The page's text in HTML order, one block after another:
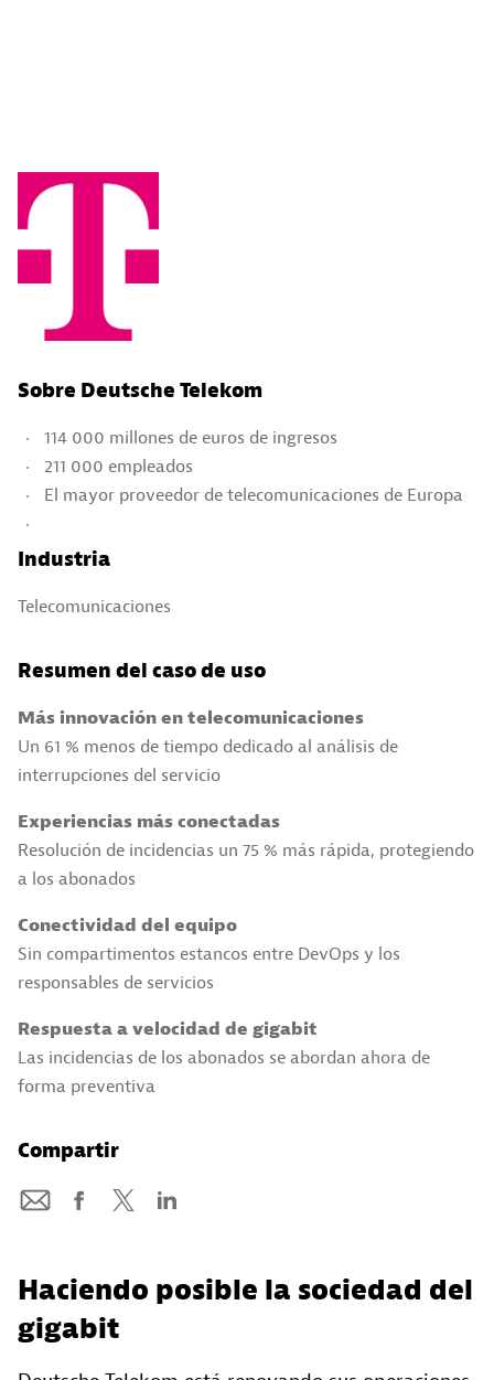
Sobre Deutsche Telekom
114 000 millones de euros de ingresos
211 000 empleados
El mayor proveedor de telecomunicaciones de Europa
Industria
Telecomunicaciones
Resumen del caso de uso
Más innovación en telecomunicaciones
Un 61 % menos de tiempo dedicado al análisis de
interrupciones del servicio
Experiencias más conectadas
Resolución de incidencias un 75 % más rápida, protegiendo
a los abonados
Conectividad del equipo
Sin compartimentos estancos entre DevOps y los
responsables de servicios
Respuesta a velocidad de gigabit
Las incidencias de los abonados se abordan ahora de
forma preventiva
Compartir
Haciendo posible la sociedad del
gigabit